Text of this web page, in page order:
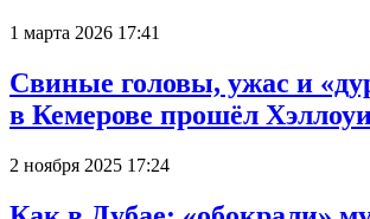
1 марта 2026 17:41
Свиные головы, ужас и
в Кемерове прошёл
2 ноября 2025 17:24